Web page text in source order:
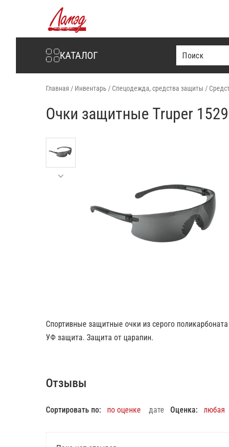
Интернет-магазин Ламэд
КАТАЛОГ
Главная / Инвентарь / Спецодежда, средства защиты /
Очки защитные Truper
Спортивные защитные очки из серого
УФ защита. Защита от царапин.
Отзывы
Сортировать по: по оценке дате Оценка: любая